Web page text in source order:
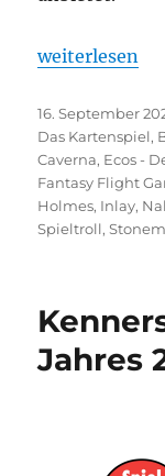
„Pimp My
weiterlesen
Veröffentlicht
am
16. September
Das Kartenspiel,
Caverna, Ecos -
Fantasy Flight
Holmes, Inlay,
Spieltroll,
Jahres